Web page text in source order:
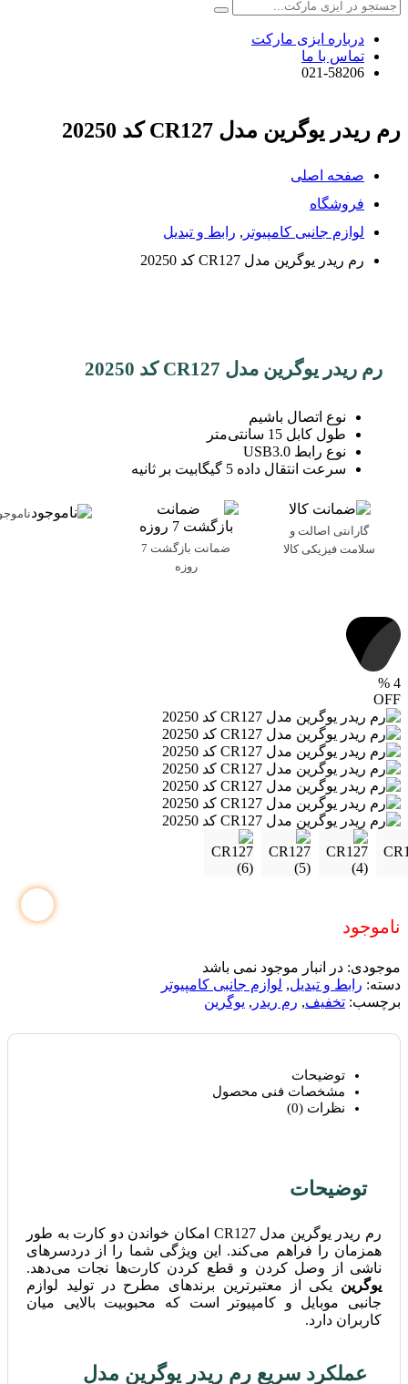
درباره ایزی مارکت
تماس با ما
021-58206
رم ریدر یوگرین مدل CR127 کد 20250
صفحه اصلی
فروشگاه
لوازم جانبی کامپیوتر , رابط و تبدیل
رم ریدر یوگرین مدل CR127 کد 20250
رم ریدر یوگرین مدل CR127 کد 20250
نوع اتصال باشیم
طول کابل 15 سانتی‌متر
نوع رابط USB3.0
سرعت انتقال داده 5 گیگابیت بر ثانیه
گارانتی اصالت و
سلامت فیزیکی کالا
ضمانت بازگشت 7
روزه
4
%
OFF
ناموجود
موجودی: در انبار موجود نمی باشد
دسته: رابط و تبدیل, لوازم جانبی کامپیوتر
برچسب: تخفیف, رم ریدر , یوگرین
توضیحات
مشخصات فنی محصول
نظرات (0)
توضیحات
رم ریدر یوگرین مدل CR127 امکان خواندن دو کارت به ‎طور
همزمان را فراهم می‌کند. این ویژگی شما را از دردسرهای
ناشی از وصل کردن و قطع کردن کارت‌ها نجات می‌دهد.
یوگرین یکی از معتبرترین برندهای مطرح در تولید لوازم
جانبی موبایل و کامپیوتر است که محبوبیت بالایی میان
کاربران دارد.
عملکرد سریع رم ریدر یوگرین مدل